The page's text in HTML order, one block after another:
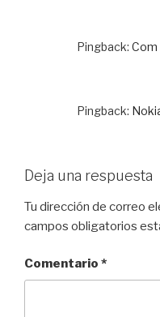
Pingback: Com
Pingback:
Deja una respuesta
Tu dirección de correo
campos obligatorios
Comentario *